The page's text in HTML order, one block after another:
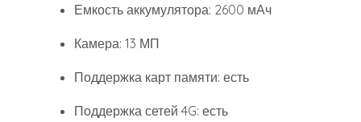
Емкость аккумулятора: 2600 мАч
Камера: 13 МП
Поддержка карт памяти: есть
Поддержка сетей 4G: есть